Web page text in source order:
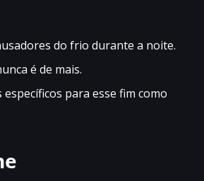
do frio durante a noite.
é de mais.
para esse fim como